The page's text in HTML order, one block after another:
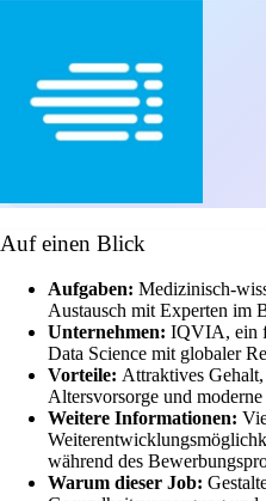
Auf einen Blick
Aufgaben: Medizinisch-
Austausch mit Experten im
Unternehmen: IQVIA, ein
Data Science mit globaler
Vorteile: Attraktives
Altersvorsorge und
Weitere Informationen:
während des
Warum dieser Job: